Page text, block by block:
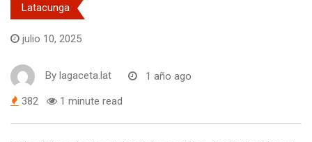
Latacunga
julio 10, 2025
By lagaceta.lat 1 año ago
382 1 minute read